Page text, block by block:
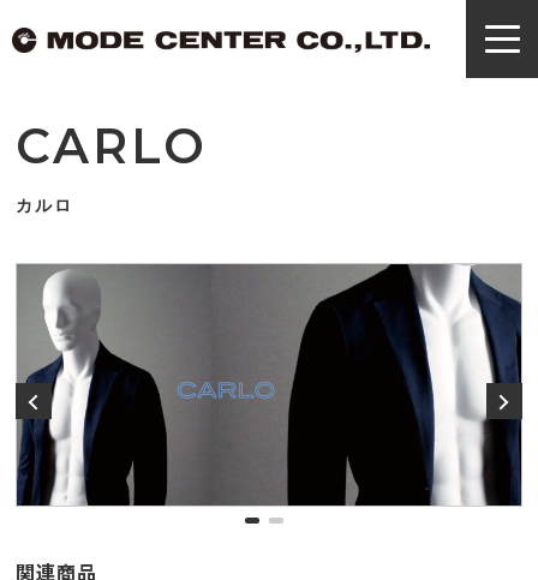
CARLO
カルロ
関連商品